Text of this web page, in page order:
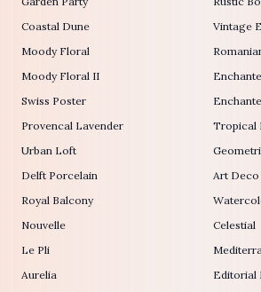
Coastal Dune
Moody Floral
Moody Floral II
Swiss Poster
Provencal Lavender
Urban Loft
Delft Porcelain
Royal Balcony
Nouvelle
Le Pli
Aurelia
Vintage
Tropical
Art Deco
Celestial
Editorial